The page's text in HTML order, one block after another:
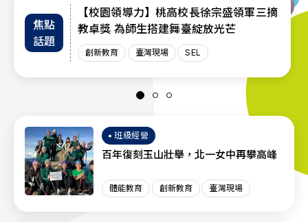
焦點
話題
【校園領導力】桃高校長徐宗盛領軍三摘
教卓獎 為師生搭建舞臺綻放光芒
創新教育 臺灣現場 SEL
教師
增能
教育部首辦「大專院校通識教育教師交流
工作坊」 共創AI與永續未來課堂
創新教育 臺灣現場 AI教育
趨勢
政策
退而不休，無私奉獻─教育部公布115年
教育奉獻獎獲獎名單
教師 教育奉獻獎 臺灣現場
班級經營
百年復刻玉山壯舉，北一女中再攀高峰
體能教育 創新教育 臺灣現場